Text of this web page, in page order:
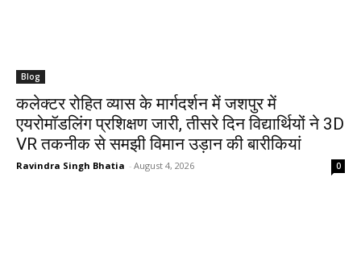
Blog
कलेक्टर रोहित व्यास के मार्गदर्शन में जशपुर में
एयरोमॉडलिंग प्रशिक्षण जारी, तीसरे दिन विद्यार्थियों ने 3D
VR तकनीक से समझी विमान उड़ान की बारीकियां
Ravindra Singh Bhatia - August 4, 2026 0